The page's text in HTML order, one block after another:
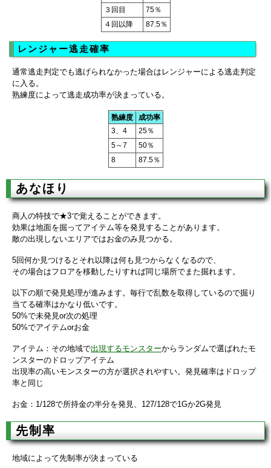
３回目
75％
４回以降
87.5％
レンジャー逃走確率
通常逃走判定でも逃げられなかった場合はレンジャーによる逃走判定
に入る。
熟練度によって逃走成功率が決まっている。
熟練度
成功率
3、4
25％
5～7
50％
8
87.5％
あなほり
商人の特技で★3で覚えることができます。
効果は地面を掘ってアイテム等を発見することがあります。
敵の出現しないエリアではお金のみ見つかる。
5回何か見つけるとそれ以降は何も見つからなくなるので、
その場合はフロアを移動したりすれば同じ場所でまた掘れます。
以下の順で発見処理が進みます。毎行で乱数を取得しているので掘り
当てる確率はかなり低いです。
50%で未発見or次の処理
50%でアイテムorお金
アイテム：その地域で出現するモンスターからランダムで選ばれたモ
ンスターのドロップアイテム
出現率の高いモンスターの方が選択されやすい。発見確率はドロップ
率と同じ
お金：1/128で所持金の半分を発見、127/128で1Gか2G発見
先制率
地域によって先制率が決まっている